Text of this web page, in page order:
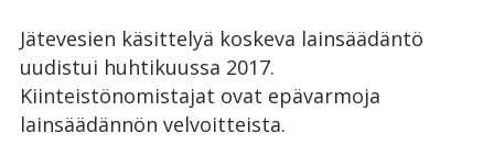
Jätevesien käsittelyä koskeva lainsäädäntö
uudistui huhtikuussa 2017.
Kiinteistönomistajat ovat epävarmoja
lainsäädännön velvoitteista.